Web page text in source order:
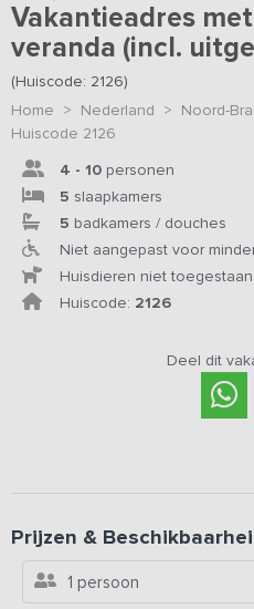
Vakantieadres
veranda (incl.
(Huiscode: 2126)
Home > Nederland > Noord-
Huiscode 2126
4 - 10 personen
5 slaapkamers
5 badkamers / douches
Niet aangepast voor
Huisdieren niet toegestaan
Huiscode: 2126
Deel dit
Prijzen &
1 persoon